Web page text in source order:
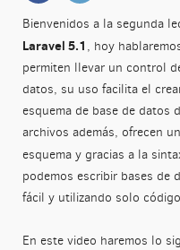
Bienvenidos a la segunda
Laravel 5.1 , hoy
permiten llevar un control
datos, su uso facilita el
esquema de base de datos
archivos además, ofrecen
esquema y gracias a la
podemos escribir bases de
fácil y utilizando solo código
En este video haremos lo